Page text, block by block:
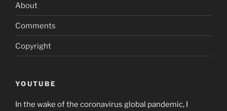
About
Comments
Copyright
YOUTUBE
In the wake of the coronavirus global pandemic, I